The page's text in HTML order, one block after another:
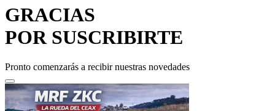
GRACIAS
POR SUSCRIBIRTE
Pronto comenzarás a recibir nuestras novedades